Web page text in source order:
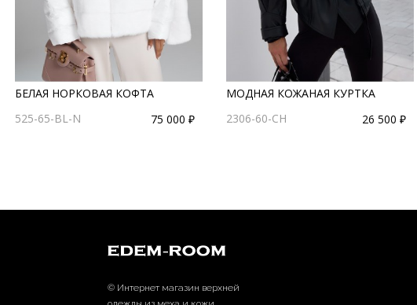
БЕЛАЯ НОРКОВАЯ КОФТА
525-65-BL-N
75 000 ₽
МОДНАЯ КОЖАНАЯ КУРТКА
2306-60-CH
26 500 ₽
© Интернет магазин верхней